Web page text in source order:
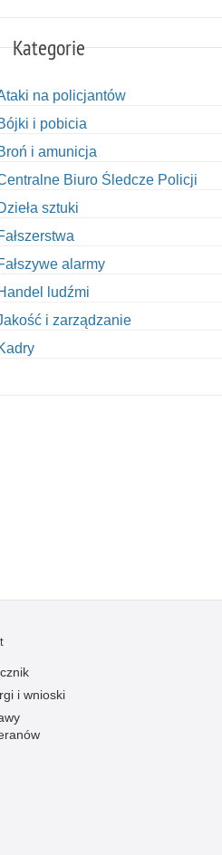
Kategorie
na policjantów
i pobicia
i amunicja
Biuro Śledcze Policji
sztuki
alarmy
ludźmi
i zarządzanie
kierujący
opiekunowie
i wnioski